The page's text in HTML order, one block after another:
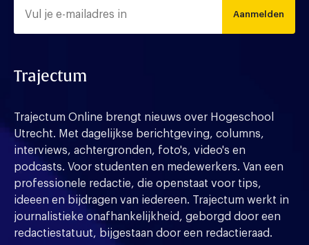
Aanmelden
Trajectum
Trajectum Online brengt nieuws over Hogeschool
Utrecht. Met dagelijkse berichtgeving, columns,
interviews, achtergronden, foto's, video's en
podcasts. Voor studenten en medewerkers. Van een
professionele redactie, die openstaat voor tips,
ideeen en bijdragen van iedereen. Trajectum werkt in
journalistieke onafhankelijkheid, geborgd door een
redactiestatuut, bijgestaan door een redactieraad.